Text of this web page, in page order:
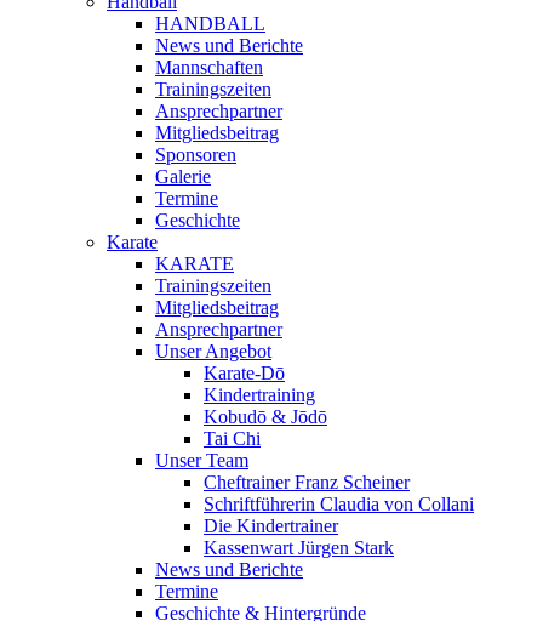
HANDBALL
News und Berichte
Mannschaften
Trainingszeiten
Ansprechpartner
Mitgliedsbeitrag
Sponsoren
Galerie
Termine
Geschichte
Karate
KARATE
Trainingszeiten
Mitgliedsbeitrag
Ansprechpartner
Unser Angebot
Karate-Dō
Kindertraining
Kobudō & Jōdō
Tai Chi
Unser Team
Cheftrainer Franz Scheiner
Schriftführerin Claudia von Collani
Die Kindertrainer
Kassenwart Jürgen Stark
News und Berichte
Termine
Geschichte & Hintergründe